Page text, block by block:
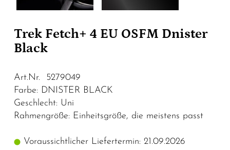
Trek Fetch+ 4 EU OSFM Dnister
Black
Art.Nr. 5279049
Farbe: DNISTER BLACK
Geschlecht: Uni
Rahmengröße: Einheitsgröße, die meistens passt
Voraussichtlicher Liefertermin: 21.09.2026